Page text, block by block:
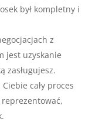
był kompletny i
z
jest uzyskanie
zasługujesz.
cały proces